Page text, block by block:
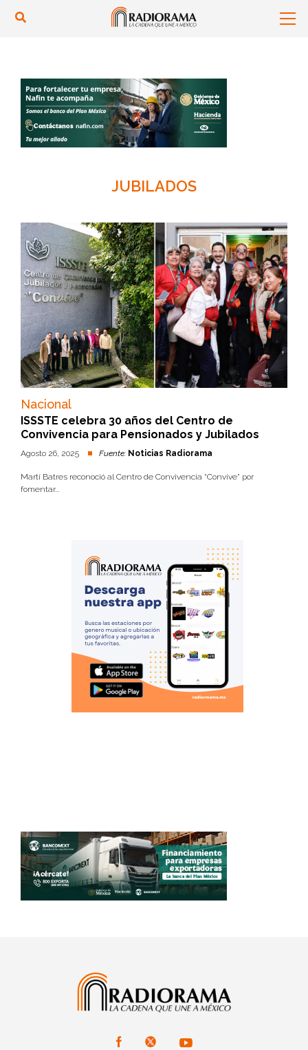
JUBILADOS
Nacional
ISSSTE celebra 30 años del Centro de
Convivencia para Pensionados y Jubilados
Agosto 26, 2025 Fuente: Noticias Radiorama
Martí Batres reconoció al Centro de Convivencia “Convive” por
fomentar...